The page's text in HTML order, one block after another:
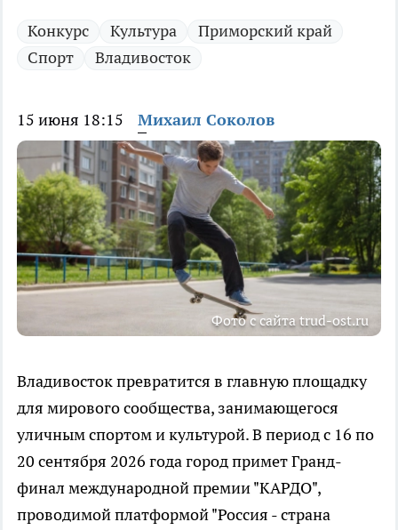
Конкурс Культура
Приморский край
Спорт
Владивосток
15 июня 18:15 Михаил Соколов
Фото с сайта trud-ost.ru
Владивосток превратится в главную площадку
для мирового сообщества, занимающегося
уличным спортом и культурой. В период с 16 по
20 сентября 2026 года город примет Гранд-
финал международной премии "КАРДО",
проводимой платформой "Россия - страна